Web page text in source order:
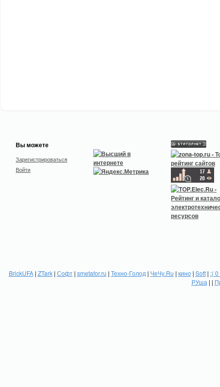
Вы можете
Зарегистрироваться
Войти
BrickUFA| ZTark| Софт| smetafor.ru | Техно-Голод | ЧеЧу.Ru | кино| Soft| :(
РУша | |